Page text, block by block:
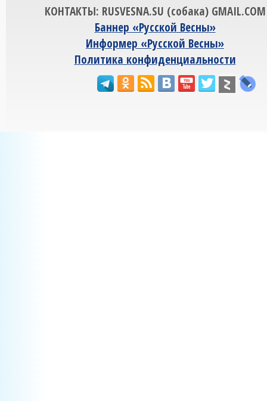
КОНТАКТЫ: RUSVESNA.SU (собака) GMAIL.COM
Баннер «Русской Весны»
Информер «Русской Весны»
Политика конфиденциальности